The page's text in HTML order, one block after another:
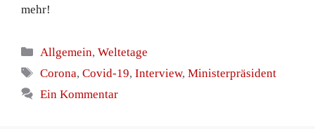
mehr!
Kategorien
Allgemein,Weltetage
Schlagwörter
Corona,Covid-19,Interview,Ministerpräsident
Ein Kommentar